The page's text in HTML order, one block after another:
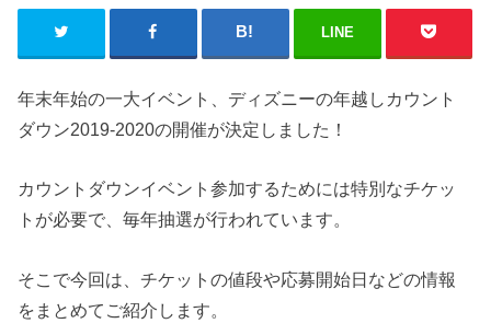
LINE
年末年始の一大イベント、ディズニーの年越しカウント
ダウン2019-2020の開催が決定しました！
カウントダウンイベント参加するためには特別なチケッ
トが必要で、毎年抽選が行われています。
そこで今回は、チケットの値段や応募開始日などの情報
をまとめてご紹介します。